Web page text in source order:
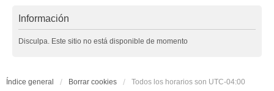
Información
Disculpa. Este sitio no está disponible de momento
Índice general Borrar cookies Todos los horarios son UTC-04:00